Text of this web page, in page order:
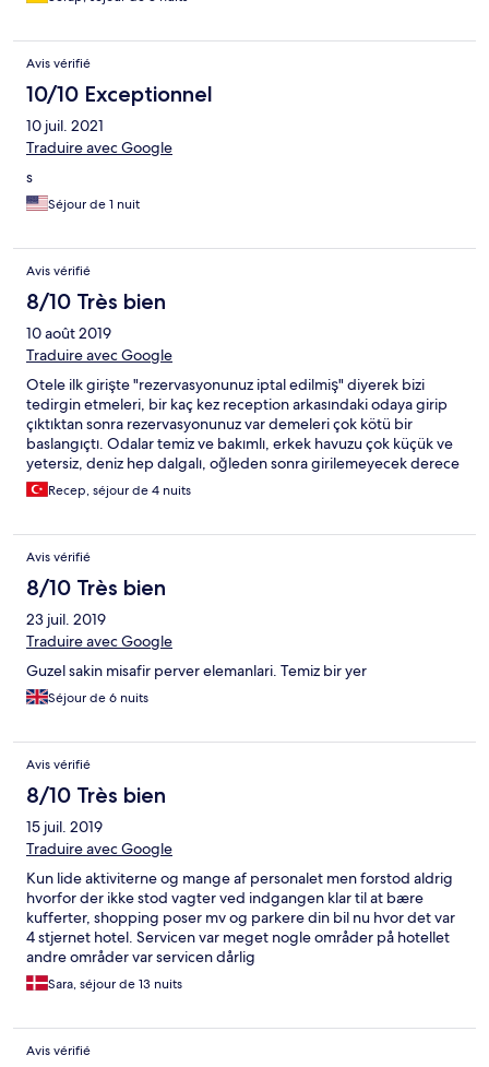
Avis vérifié
10/10 Exceptionnel
10 juil. 2021
Traduire avec Google
s
Séjour de 1 nuit
Avis vérifié
8/10 Très bien
10 août 2019
Traduire avec Google
Otele ilk girişte "rezervasyonunuz iptal edilmiş" diyerek bizi
tedirgin etmeleri, bir kaç kez reception arkasındaki odaya girip
çıktıktan sonra rezervasyonunuz var demeleri çok kötü bir
baslangıçtı. Odalar temiz ve bakımlı, erkek havuzu çok küçük ve
yetersiz, deniz hep dalgalı, oğleden sonra girilemeyecek derece
dalgalı, yemekler vasat, çoğunlukla hindi etinden yemekler.
Fiyatına göre vasat bir otel.
Recep, séjour de 4 nuits
Avis vérifié
8/10 Très bien
23 juil. 2019
Traduire avec Google
Guzel sakin misafir perver elemanlari. Temiz bir yer
Séjour de 6 nuits
Avis vérifié
8/10 Très bien
15 juil. 2019
Traduire avec Google
Kun lide aktiviterne og mange af personalet men forstod aldrig
hvorfor der ikke stod vagter ved indgangen klar til at bære
kufferter, shopping poser mv og parkere din bil nu hvor det var
4 stjernet hotel. Servicen var meget nogle områder på hotellet
andre områder var servicen dårlig
Sara, séjour de 13 nuits
Avis vérifié